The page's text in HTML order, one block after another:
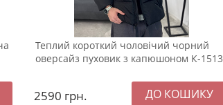
Теплий короткий чоловічий чорний
оверсайз пуховик з капюшоном К-1513
2590 грн.